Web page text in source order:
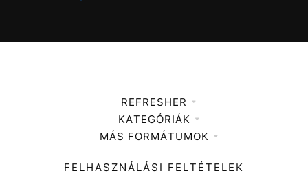
REFRESHER
Médiaajánlat
KATEGÓRIÁK
Zene
Divat
MÁS FORMÁTUMOK
FELHASZNÁLÁSI FELTÉTELEK